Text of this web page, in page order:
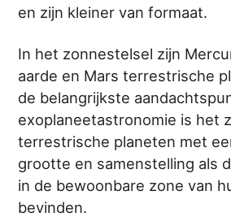
en zijn kleiner van formaat.
In het zonnestelsel zijn
aarde en Mars terrestrische
de belangrijkste
exoplaneetastronomie is het
terrestrische planeten met
grootte en samenstelling als
in de bewoonbare zone van
bevinden.